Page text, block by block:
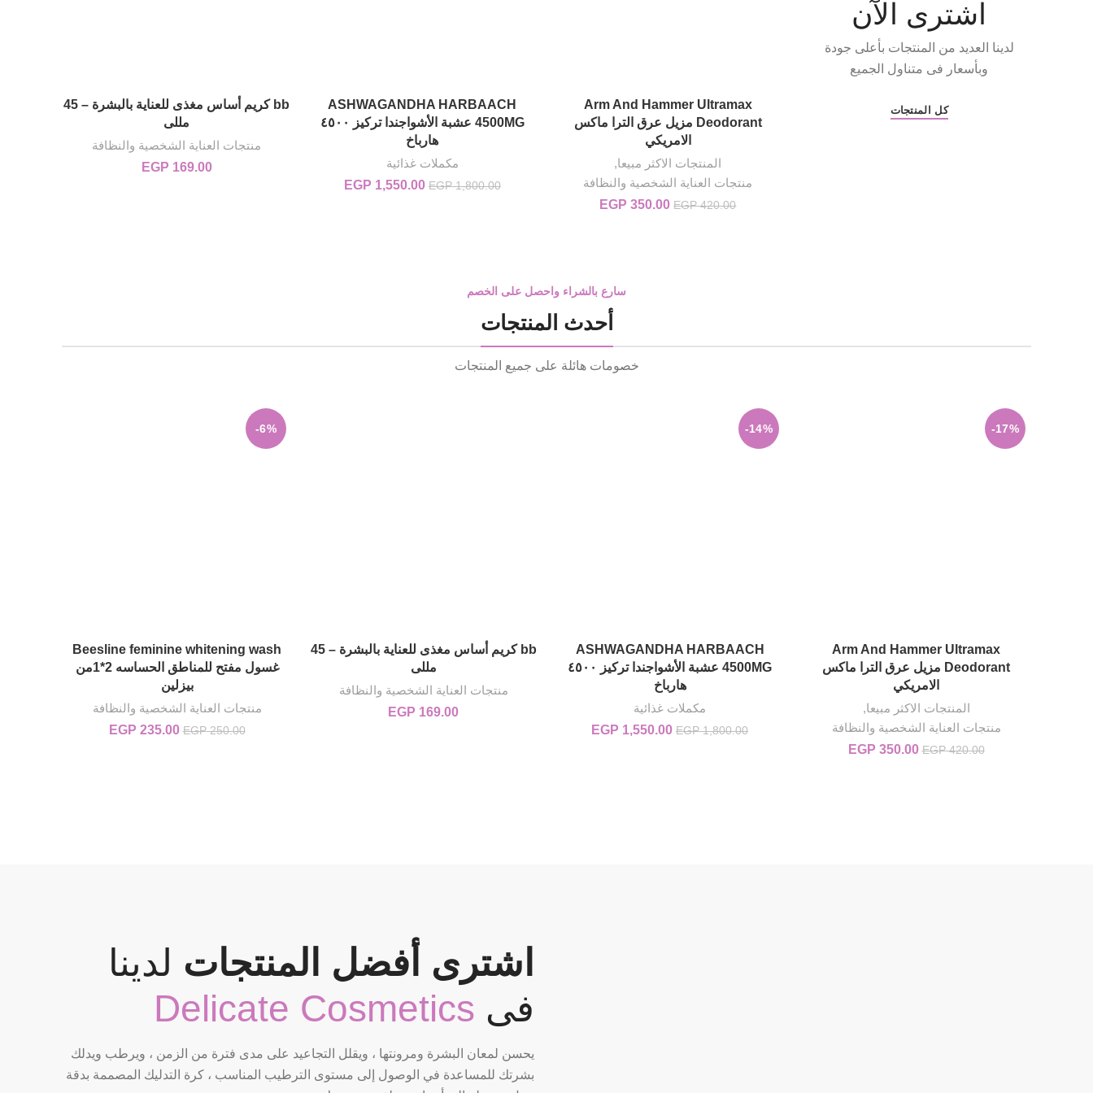
اشترى الآن
لدينا العديد من المنتجات بأعلى جودة
وبأسعار فى متناول الجميع
كل المنتجات
إضافة إلى السلة
Arm And Hammer Ultramax
Deodorant مزيل عرق الترا ماكس
الامريكي
المنتجات الاكثر مبيعا,
منتجات العناية الشخصية والنظافة
EGP420.00 السعر الأصلي هو: EGP 420.00.
EGP 350.00
إضافة إلى السلة
ASHWAGANDHA HARBAACH
4500MG عشبة الأشواجندا تركيز ٤٥٠٠
هارباخ
مكملات غذائية
EGP1,800.00 السعر الأصلي هو: EGP 1,800.00.
EGP 1,550.00
إضافة إلى السلة
bb كريم أساس مغذى للعناية بالبشرة – 45
مللى
منتجات العناية الشخصية والنظافة
EGP 169.00
سارع بالشراء واحصل على الخصم
أحدث المنتجات
خصومات هائلة على جميع المنتجات
-17%
إضافة إلى السلة
Arm And Hammer Ultramax
Deodorant مزيل عرق الترا ماكس
الامريكي
المنتجات الاكثر مبيعا,
منتجات العناية الشخصية والنظافة
EGP420.00 السعر الأصلي هو: EGP 420.00.
EGP 350.00
-14%
إضافة إلى السلة
ASHWAGANDHA HARBAACH
4500MG عشبة الأشواجندا تركيز ٤٥٠٠
هارباخ
مكملات غذائية
EGP1,800.00 السعر الأصلي هو: EGP 1,800.00.
EGP 1,550.00
إضافة إلى السلة
bb كريم أساس مغذى للعناية بالبشرة – 45
مللى
منتجات العناية الشخصية والنظافة
EGP 169.00
-6%
إضافة إلى السلة
Beesline feminine whitening wash
غسول مفتح للمناطق الحساسه 2*1من
بيزلين
منتجات العناية الشخصية والنظافة
EGP250.00
السعر الأصلي هو:
EGP 235.00
اشترى أفضل المنتجات لدينا
فى Delicate Cosmetics
يحسن لمعان البشرة ومرونتها ، ويقلل التجاعيد على مدى فترة من الزمن ، ويرطب ويدلك
بشرتك للمساعدة في الوصول إلى مستوى الترطيب المناسب ، كرة التدليك المصممة بدقة